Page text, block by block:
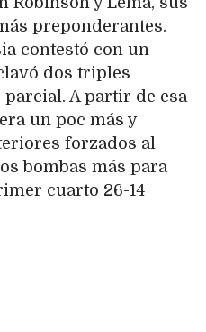
preponderantes.
contestó con un
dos triples
A partir de esa
un poc más y
forzados al
bombas más para
cuarto 26-14